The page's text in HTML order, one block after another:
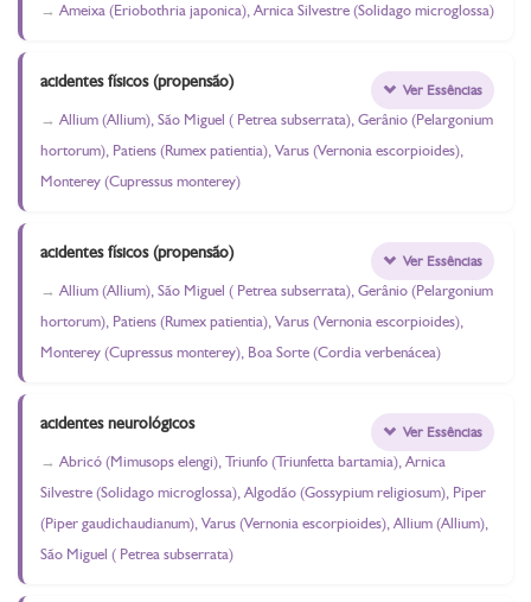
Ameixa (Eriobothria japonica), Arnica Silvestre (Solidago microglossa)
acidentes físicos (propensão)
Allium (Allium), São Miguel ( Petrea subserrata), Gerânio (Pelargonium
hortorum), Patiens (Rumex patientia), Varus (Vernonia escorpioides),
Monterey (Cupressus monterey)
Ver Essências
acidentes físicos (propensão)
Allium (Allium), São Miguel ( Petrea subserrata), Gerânio (Pelargonium
hortorum), Patiens (Rumex patientia), Varus (Vernonia escorpioides),
Monterey (Cupressus monterey), Boa Sorte (Cordia verbenácea)
Ver Essências
acidentes neurológicos
Abricó (Mimusops elengi), Triunfo (Triunfetta bartamia), Arnica
Silvestre (Solidago microglossa), Algodão (Gossypium religiosum), Piper
(Piper gaudichaudianum), Varus (Vernonia escorpioides), Allium (Allium),
São Miguel ( Petrea subserrata)
Ver Essências